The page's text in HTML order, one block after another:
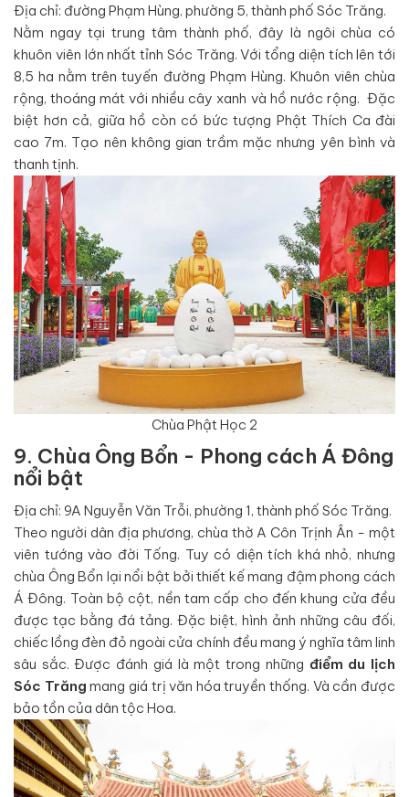
Địa chỉ: đường Phạm Hùng, phường 5, thành phố Sóc Trăng.
Nằm ngay tại trung tâm thành phố, đây là ngôi chùa có
khuôn viên lớn nhất tỉnh Sóc Trăng. Với tổng diện tích lên tới
8,5 ha nằm trên tuyến đường Phạm Hùng. Khuôn viên chùa
rộng, thoáng mát với nhiều cây xanh và hồ nước rộng. Đặc
biệt hơn cả, giữa hồ còn có bức tượng Phật Thích Ca đài
cao 7m. Tạo nên không gian trầm mặc nhưng yên bình và
thanh tịnh.
Chùa Phật Học 2
9. Chùa Ông Bổn - Phong cách Á Đông
nổi bật
Địa chỉ: 9A Nguyễn Văn Trỗi, phường 1, thành phố Sóc Trăng.
Theo người dân địa phương, chùa thờ A Côn Trịnh Ân - một
viên tướng vào đời Tống. Tuy có diện tích khá nhỏ, nhưng
chùa Ông Bổn lại nổi bật bởi thiết kế mang đậm phong cách
Á Đông. Toàn bộ cột, nền tam cấp cho đến khung cửa đều
được tạc bằng đá tảng. Đặc biệt, hình ảnh những câu đối,
chiếc lồng đèn đỏ ngoài cửa chính đều mang ý nghĩa tâm linh
sâu sắc. Được đánh giá là một trong những điểm du lịch
Sóc Trăng mang giá trị văn hóa truyền thống. Và cần được
bảo tồn của dân tộc Hoa.